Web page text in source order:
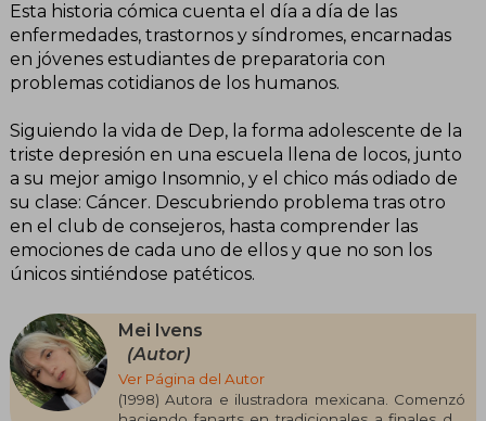
Esta historia cómica cuenta el día a día de las
enfermedades, trastornos y síndromes, encarnadas
en jóvenes estudiantes de preparatoria con
problemas cotidianos de los humanos.
Siguiendo la vida de Dep, la forma adolescente de la
triste depresión en una escuela llena de locos, junto
a su mejor amigo Insomnio, y el chico más odiado de
su clase: Cáncer. Descubriendo problema tras otro
en el club de consejeros, hasta comprender las
emociones de cada uno de ellos y que no son los
únicos sintiéndose patéticos.
Mei Ivens
(Autor)
Ver Página del Autor
(1998) Autora e ilustradora mexicana. Comenzó